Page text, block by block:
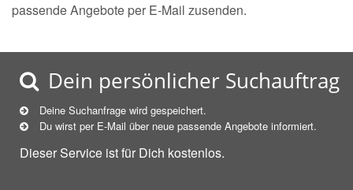
passende Angebote per E-Mail zusenden.
Dein persönlicher Suchauftrag
Deine Suchanfrage wird gespeichert.
Du wirst per E-Mail über neue passende Angebote informiert.
Dieser Service ist für Dich kostenlos.